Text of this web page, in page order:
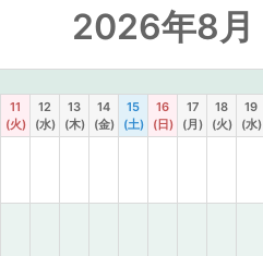
2026年8月
11
(火)
12
(水)
13
(木)
14
(金)
15
(土)
16
(日)
17
(月)
18
(火)
19
(水)